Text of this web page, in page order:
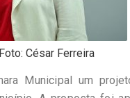
Foto: César Ferreira
Municipal um